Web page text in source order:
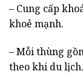
– Cung cấp
khoẻ mạnh.
– Mỗi thùng
theo khi du lịch.